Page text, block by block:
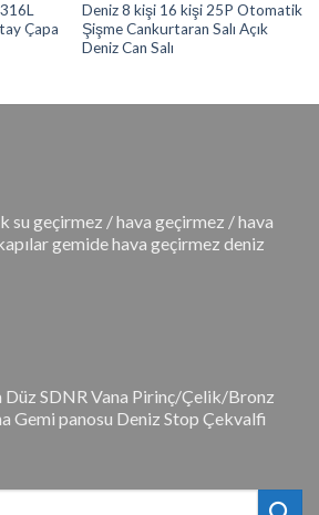
Çapa
Deniz 8 kişi 16 kişi 25P Otomatik
Şişme Cankurtaran Salı Açık
Deniz Can Salı
su geçirmez / hava geçirmez / hava
gemide hava geçirmez deniz
Düz SDNR Vana Pirinç/Çelik/Bronz
Gemi panosu Deniz Stop Çekvalfi